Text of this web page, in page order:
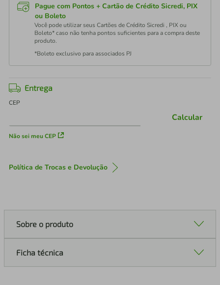
Pague com Pontos + Cartão de Crédito Sicredi, PIX
ou Boleto
Você pode utilizar seus Cartões de Crédito Sicredi , PIX ou
Boleto* caso não tenha pontos suficientes para a compra deste
produto.
*Boleto exclusivo para associados PJ
Entrega
CEP
Não sei meu CEP
Calcular
Política de Trocas e Devolução
Sobre o produto
Ficha técnica